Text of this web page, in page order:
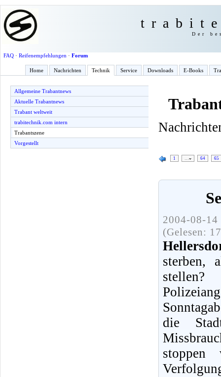
Der
FAQ· Reifenempfehlungen · Forum
Home Nachrichten Technik Service Downloads E-Books
Allgemeine Trabantnews
Aktuelle Trabantnews
Trabant weltweit
trabitechnik.com intern
Trabantszene
Vorgestellt
1 64 65
2004-08-
(Gelesen:
sterben,
die